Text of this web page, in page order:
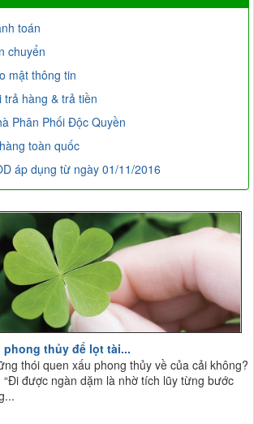
toán
chuyển
mật thông tin
hàng & trả tiền
Phân Phối Độc Quyền
toàn quốc
áp dụng từ ngày 01/11/2016
thủy để lọt tài...
thói quen xấu phong thủy về của cải không?
được ngàn dặm là nhờ tích lũy từng bước